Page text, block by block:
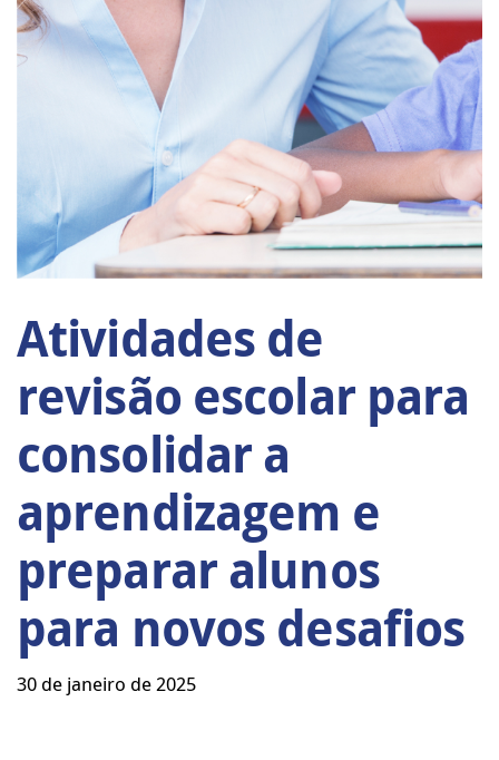
Atividades de
revisão escolar para
consolidar a
aprendizagem e
preparar alunos
para novos desafios
30 de janeiro de 2025